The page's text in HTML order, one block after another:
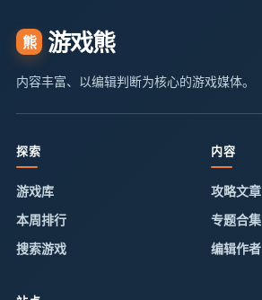
熊 游戏熊
内容丰富、以编辑判断为核心的游戏媒体。
探索
游戏库
本周排行
搜索游戏
内容
攻略文章
专题合集
编辑作者